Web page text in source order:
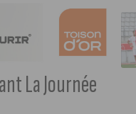
La Journée